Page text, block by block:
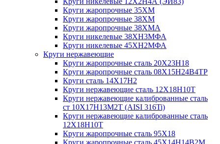
Круги жаропрочные 35ХМ
Круги жаропрочные 38ХМ
Круги жаропрочные 38ХМА
Круги никелевые 38XH3MФА
Круги никелевые 45ХН2МФА
Круги нержавеющие
Круги жаропрочные сталь 20Х23Н18
Круги жаропрочные сталь 08Х15Н24В4ТР
Круги сталь 14Х17Н2
Круги нержавеющие сталь 12Х18Н10Т
Круги нержавеющие калиброванные сталь
ст 10Х17Н13М2Т (AISI 316Ti)
Круги нержавеющие калиброванные сталь
12Х18Н10Т
Круги жаропрочные сталь 95Х18